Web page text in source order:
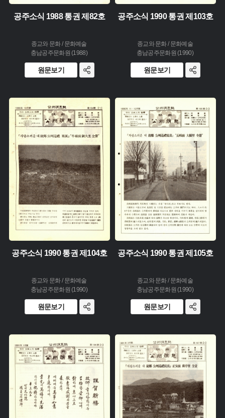
공주소식 1988 통권 제82호
종교와 문화 / 문화예술
충남공주문화원 (1988)
원문보기
공주소식 1990 통권 제103호
종교와 문화 / 문화예술
충남공주문화원 (1990)
원문보기
주제 :
유형 :
생산 :
소장 :
공주소식 1990 통권 제104호
종교와 문화 / 문화예술
충남공주문화원 (1990)
원문보기
주제 :
유형 :
생산 :
소장 :
공주소식 1990 통권 제105호
종교와 문화 / 문화예술
충남공주문화원 (1990)
원문보기
주제 :
생산 :
소장 :
주제 :
생산 :
소장 :